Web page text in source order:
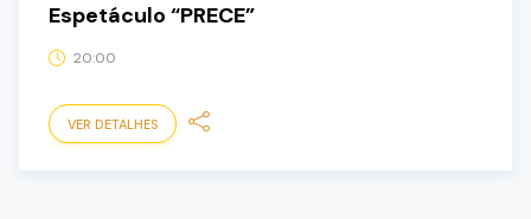
Espetáculo “PRECE”
20:00
VER DETALHES